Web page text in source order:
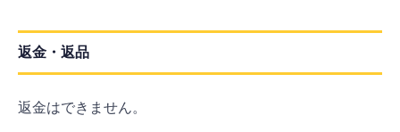
返金・返品
返金はできません。